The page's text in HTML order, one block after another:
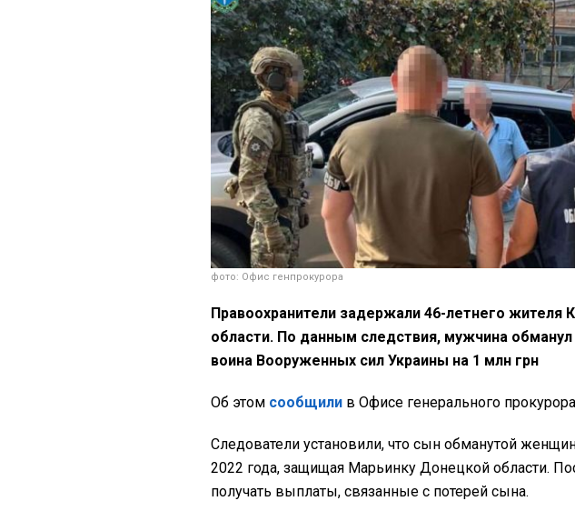
фото: Офис генпрокурора
Правоохранители задержали 46-летнего жителя
области. По данным следствия, мужчина
воина Вооруженных сил Украины на 1 млн грн
Об этом сообщили в Офисе генерального
Следователи установили, что сын обманутой
2022 года, защищая Марьинку Донецкой области.
получать выплаты, связанные с потерей сына.